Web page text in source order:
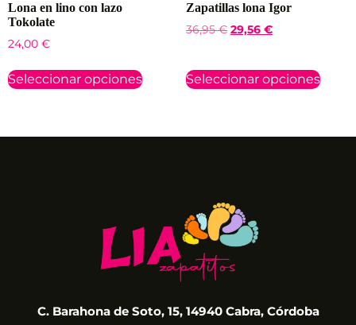
Lona en lino con lazo
Tokolate
24,00 €
Seleccionar opciones
Zapatillas lona Igor
36,95€ 29,56 €
Seleccionar opciones
C. Barahona de Soto, 15, 14940 Cabra, Córdoba